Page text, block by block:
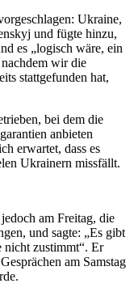
Ukraine,
und fügte hinzu,
es „logisch wäre, ein
wir die
stattgefunden hat,
bei dem die
anbieten
erwartet, dass es
Ukrainern missfällt.
am Freitag, die
und sagte: „Es gibt
nicht zustimmt“. Er
am Samstag